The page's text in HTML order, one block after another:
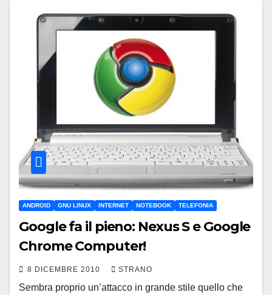
ANDROID GNU LINUX INTERNET NOTEBOOK TELEFONIA
Google fa il pieno: Nexus S e Google
Chrome Computer!
8 DICEMBRE 2010 STRANO
Sembra proprio un’attacco in grande stile quello che